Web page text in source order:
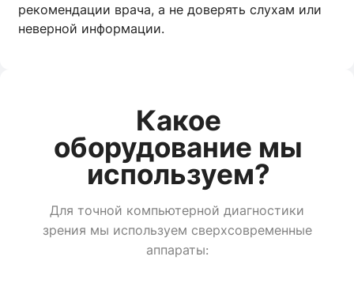
рекомендации врача, а не доверять слухам или
неверной информации.
Какое
оборудование мы
используем?
Для точной компьютерной диагностики
зрения мы используем сверхсовременные
аппараты: